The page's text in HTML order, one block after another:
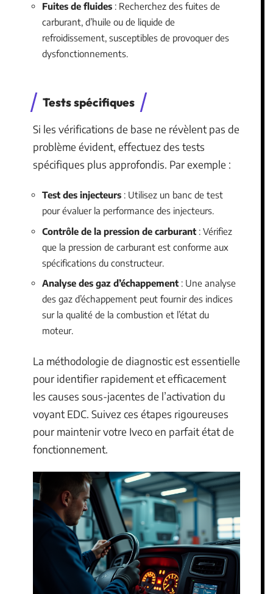
Fuites de fluides : Recherchez des fuites de
carburant, d’huile ou de liquide de
refroidissement, susceptibles de provoquer des
dysfonctionnements.
Tests spécifiques
Si les vérifications de base ne révèlent pas de
problème évident, effectuez des tests
spécifiques plus approfondis. Par exemple :
Test des injecteurs : Utilisez un banc de test
pour évaluer la performance des injecteurs.
Contrôle de la pression de carburant : Vérifiez
que la pression de carburant est conforme aux
spécifications du constructeur.
Analyse des gaz d’échappement : Une analyse
des gaz d’échappement peut fournir des indices
sur la qualité de la combustion et l’état du
moteur.
La méthodologie de diagnostic est essentielle
pour identifier rapidement et efficacement
les causes sous-jacentes de l’activation du
voyant EDC. Suivez ces étapes rigoureuses
pour maintenir votre Iveco en parfait état de
fonctionnement.